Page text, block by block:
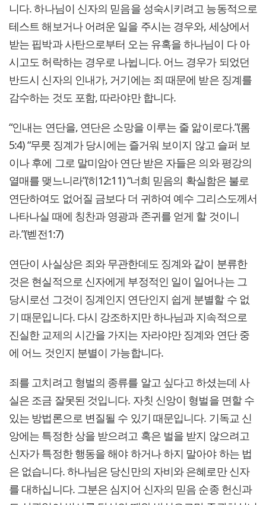
니다. 하나님이 신자의 믿음을 성숙시키려고 능동적으로
테스트 해보거나 어려운 일을 주시는 경우와, 세상에서
받는 핍박과 사탄으로부터 오는 유혹을 하나님이 다 아
시고도 허락하는 경우로 나뉩니다. 어느 경우가 되었던
반드시 신자의 인내가, 거기에는 죄 때문에 받은 징계를
감수하는 것도 포함, 따라야만 합니다.
“인내는 연단을, 연단은 소망을 이루는 줄 앎이로다.”(롬
5:4) “무릇 징계가 당시에는 즐거워 보이지 않고 슬퍼 보
이나 후에 그로 말미암아 연단 받은 자들은 의와 평강의
열매를 맺느니라”(히12:11) “너희 믿음의 확실함은 불로
연단하여도 없어질 금보다 더 귀하여 예수 그리스도께서
나타나실 때에 칭찬과 영광과 존귀를 얻게 할 것이니
라.”(벧전1:7)
연단이 사실상은 죄와 무관한데도 징계와 같이 분류한
것은 현실적으로 신자에게 부정적인 일이 일어나는 그
당시로선 그것이 징계인지 연단인지 쉽게 분별할 수 없
기 때문입니다. 다시 강조하지만 하나님과 지속적으로
진실한 교제의 시간을 가지는 자라야만 징계와 연단 중
에 어느 것인지 분별이 가능합니다.
죄를 고치려고 형벌의 종류를 알고 싶다고 하셨는데 사
실은 조금 잘못된 것입니다. 자칫 신앙이 형벌을 면할 수
있는 방법론으로 변질될 수 있기 때문입니다. 기독교 신
앙에는 특정한 상을 받으려고 혹은 벌을 받지 않으려고
신자가 특정한 행동을 해야 하거나 하지 말아야 하는 법
은 없습니다. 하나님은 당신만의 자비와 은혜로만 신자
를 대하십니다. 그분은 심지어 신자의 믿음 순종 헌신과